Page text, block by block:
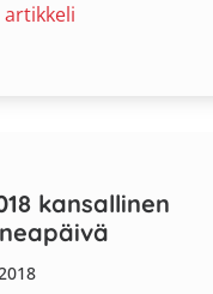
artikkeli
kansallinen